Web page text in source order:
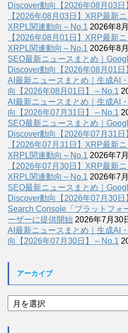
Discover動向【2026年08月03日
【2026年08月03日】XRP最新
XRPL関連動向～No.1 2026年8
【2026年08月01日】XRP最新
XRPL関連動向～No.1 2026年8
SEO最新ニュースまとめ｜
Discover動向【2026年08月01日
AI最新ニュースまとめ｜生成AI
向【2026年08月01日】～No.1
AI最新ニュースまとめ｜生成AI
向【2026年07月31日】～No.1
SEO最新ニュースまとめ｜
Discover動向【2026年07月31日
【2026年07月31日】XRP最新
XRPL関連動向～No.1 2026年7
【2026年07月30日】XRP最新
XRPL関連動向～No.1 2026年7
SEO最新ニュースまとめ｜
Discover動向【2026年07月30日
Search Console「プラットフォ
ーザーに提供開始 2026年7月30
AI最新ニュースまとめ｜生成AI
向【2026年07月30日】～No.1
アーカイブ
ア
ー